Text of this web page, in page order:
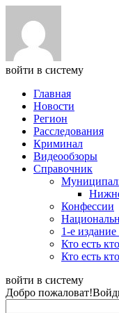
войти в систему
Главная
Новости
Регион
Расследования
Криминал
Видеообзоры
Справочник
Конфессии
1-е
Кто есть
Кто есть
войти в систему
Добро пожаловат!